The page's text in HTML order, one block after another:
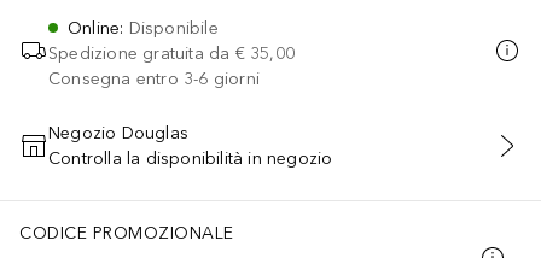
Online: Disponibile
Spedizione gratuita da € 35,00
Consegna entro 3-6 giorni
AGGIUNGI AL CARRELLO
Negozio Douglas
Controlla la disponibilità in negozio
CODICE PROMOZIONALE